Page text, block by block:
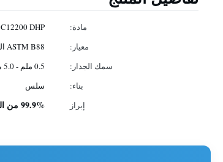
مادة: C12200 DHP (الفوسفور عالي الأكسدة) نحاس
معيار:
ASTM B88 النوع L
سمك الجدار:
0.5 ملم - 5.0 ملم قابلة للتخصيص
بناء:
سلس
إبراز
99.9% من النحاس النقي C12200 DHP